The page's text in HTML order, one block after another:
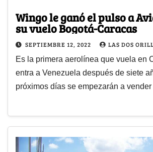
Wingo le ganó el pulso a
su vuelo Bogotá-Caracas
SEPTIEMBRE 12, 2022 LAS DOS
Es la primera aerolínea que vuela en
entra a Venezuela después de siete
próximos días se empezarán a